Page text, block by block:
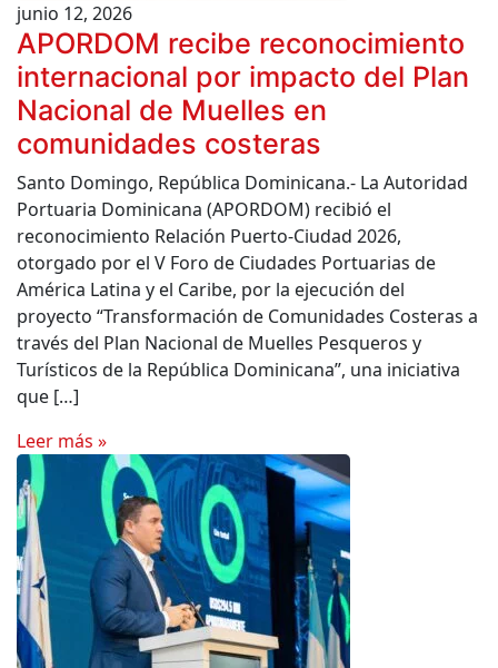
junio 12, 2026
APORDOM recibe reconocimiento
internacional por impacto del Plan
Nacional de Muelles en
comunidades costeras
Santo Domingo, República Dominicana.- La Autoridad
Portuaria Dominicana (APORDOM) recibió el
reconocimiento Relación Puerto-Ciudad 2026,
otorgado por el V Foro de Ciudades Portuarias de
América Latina y el Caribe, por la ejecución del
proyecto “Transformación de Comunidades Costeras a
través del Plan Nacional de Muelles Pesqueros y
Turísticos de la República Dominicana”, una iniciativa
que […]
Leer más »